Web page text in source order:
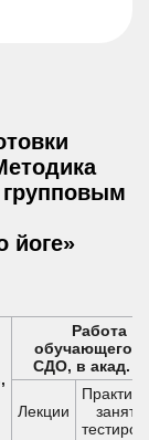
йоге»
Работа
СДО, в акад.
Лекции